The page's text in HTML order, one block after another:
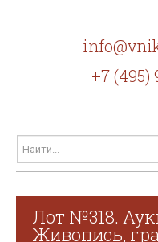
+7 (495)
Лот №318.
Живопись,